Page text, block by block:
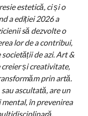
estetică, ci și o
a ediției 2026 a
să dezvolte o
lor de a contribui,
de azi. Art &
și creativitate,
prin artă.
ascultată, are un
în prevenirea